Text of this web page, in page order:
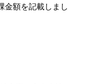
金額を記載しまし